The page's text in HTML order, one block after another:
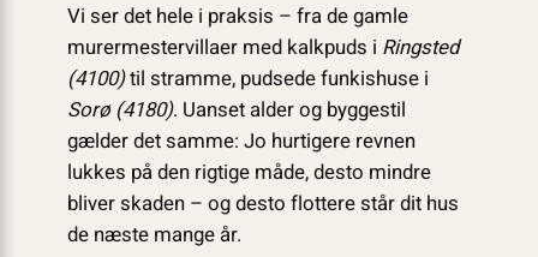
Vi ser det hele i praksis – fra de gamle
murermestervillaer med kalkpuds i Ringsted
(4100)til stramme, pudsede funkishuse i
Sorø (4180). Uanset alder og byggestil
gælder det samme: Jo hurtigere revnen
lukkes på den rigtige måde, desto mindre
bliver skaden – og desto flottere står dit hus
de næste mange år.